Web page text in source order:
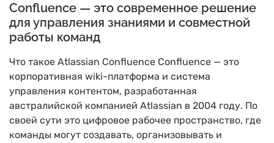
Confluence — это современное решение
для управления знаниями и совместной
работы команд
Что такое Atlassian Confluence Confluence — это
корпоративная wiki-платформа и система
управления контентом, разработанная
австралийской компанией Atlassian в 2004 году. По
своей сути это цифровое рабочее пространство, где
команды могут создавать, организовывать и